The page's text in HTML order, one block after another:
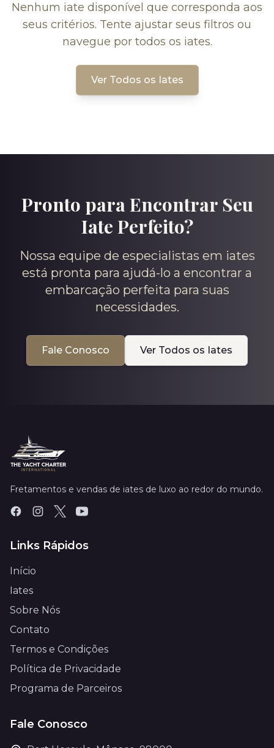
Nenhum iate disponível que corresponda aos
seus critérios. Tente ajustar seus filtros ou
navegue por todos os iates.
Ver Todos os Iates
Pronto para Encontrar Seu
Iate Perfeito?
Nossa equipe de especialistas em iates
está pronta para ajudá-lo a encontrar a
embarcação perfeita para suas
necessidades.
Fale Conosco Ver Todos os Iates
Fretamentos e vendas de iates de luxo ao redor do mundo.
Links Rápidos
Início
Iates
Sobre Nós
Contato
Termos e Condições
Política de Privacidade
Programa de Parceiros
Fale Conosco